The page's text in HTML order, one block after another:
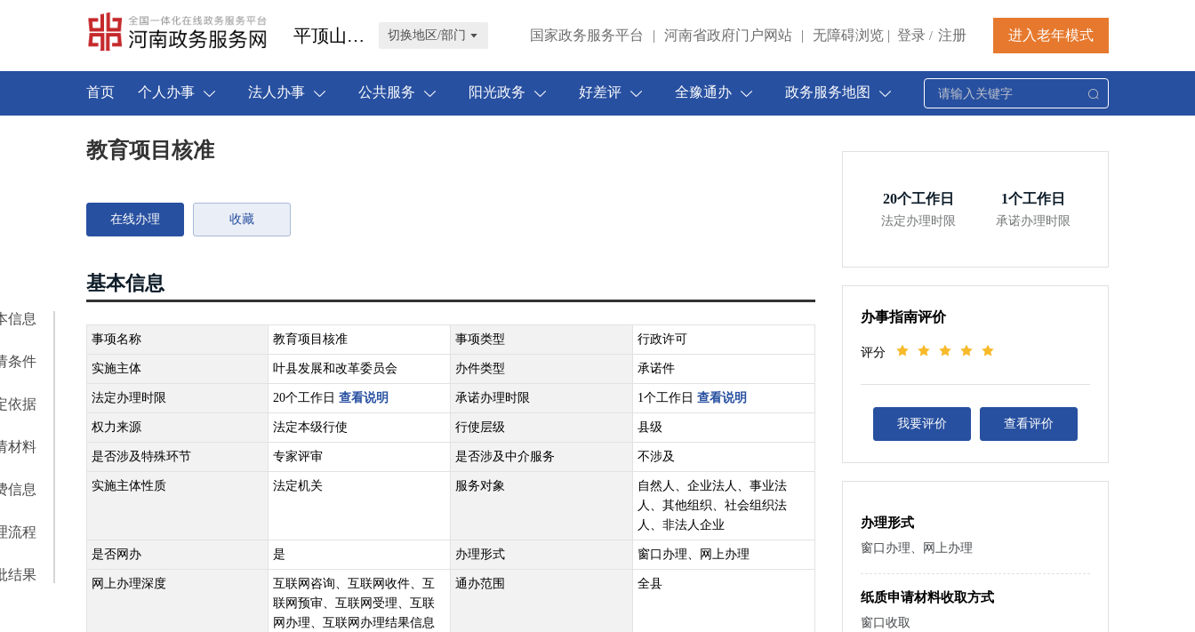
平顶山市叶县 切换地区/部门 国家政务服务平台 | 河南省政府门户网站 | 无障碍浏览 | 登录 / 注册 进入老年模式
首页 个人办事 法人办事 公共服务 阳光政务 好差评 全豫通办 政务服务地图
信息
条件
依据
材料
信息
流程
结果
教育项目核准
在线办理 收藏
基本信息
事项名称 教育项目核准 事项类型 行政许可
实施主体 叶县发展和改革委员会 办件类型 承诺件
法定办理时限 20个工作日 查看说明 承诺办理时限 1个工作日 查看说明
权力来源 法定本级行使 行使层级 县级
是否涉及特殊环节 专家评审 是否涉及中介服务 不涉及
实施主体性质 法定机关 服务对象
自然人、企业法人、事业法
人、其他组织、社会组织法
人、非法人企业
是否网办 是 办理形式 窗口办理、网上办理
网上办理深度
互联网咨询、互联网收件、互
联网预审、互联网受理、互联
网办理、互联网办理结果信息
通办范围 全县
20个工作日
法定办理时限
1个工作日
承诺办理时限
办事指南评价
评分
我要评价 查看评价
办理形式
窗口办理、网上办理
纸质申请材料收取方式
窗口收取